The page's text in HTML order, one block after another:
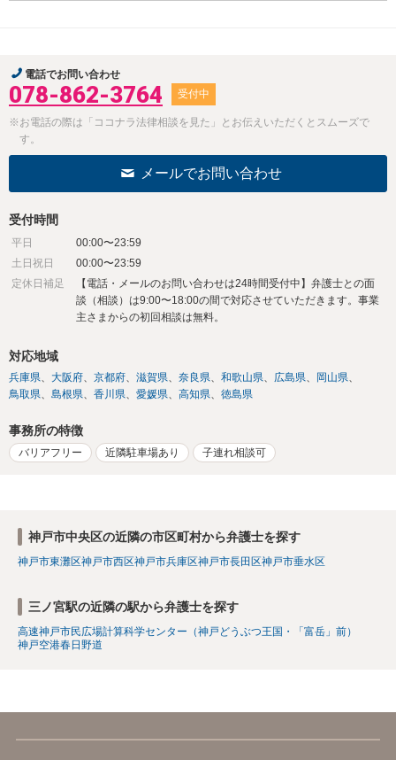
電話でお問い合わせ
078-862-3764 受付中
※お電話の際は「ココナラ法律相談を見た」とお伝えいただくとスムーズで
す。
メールでお問い合わせ
受付時間
平日
00:00〜23:59
土日祝日
00:00〜23:59
定休日補足
【電話・メールのお問い合わせは24時間受付中】弁護士との面
談（相談）は9:00〜18:00の間で対応させていただきます。事業
主さまからの初回相談は無料。
対応地域
兵庫県 大阪府 京都府 滋賀県 奈良県 和歌山県 広島県
岡山県
鳥取県
島根県 香川県 愛媛県 高知県 徳島県
事務所の特徴
バリアフリー 近隣駐車場あり 子連れ相談可
神戸市中央区の近隣の市区町村から弁護士を探す
神戸市東灘区神戸市西区神戸市兵庫区神戸市長田区神戸市垂水区
三ノ宮駅の近隣の駅から弁護士を探す
高速神戸市民広場計算科学センター（神戸どうぶつ王国・「富岳」前）
神戸空港春日野道